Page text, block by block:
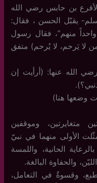
بن حابس رضي الله
يقبّل الحسن ، فقال:
منهم”، فقال رسول
لا يَرحم، لا يُرحم) متفق
الله عنها: (أرأيت إن
وضعها هنا)
متغايرتين، وموقفين
الأولى منهما في نبيّ
الحانية، واللمسة
والحفاوة البالغة.
وقسوةٌ في التعامل،